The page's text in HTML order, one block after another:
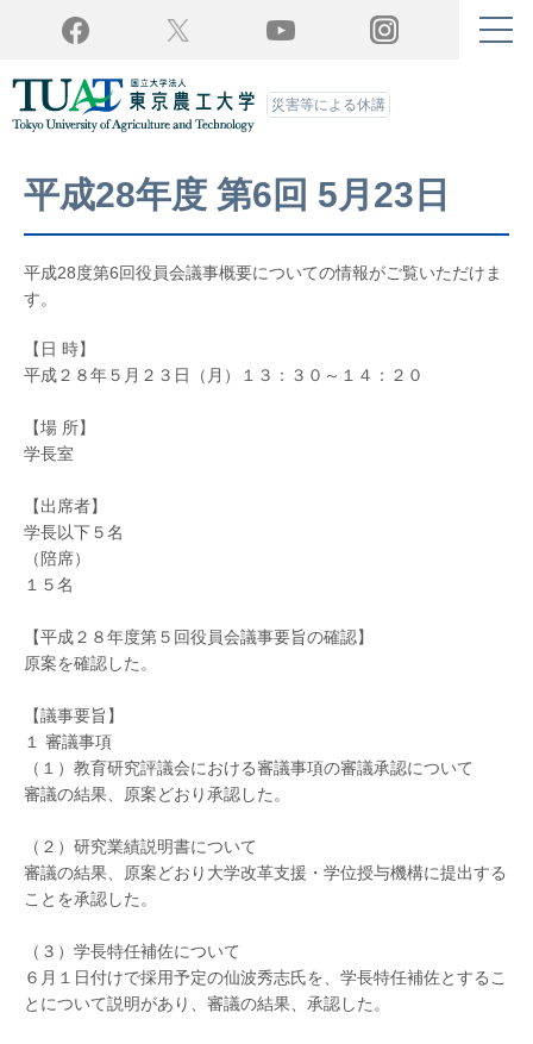
Facebook YouTube Instagram
災害等による休講
平成28年度 第6回 5月23日
平成28度第6回役員会議事概要についての情報がご覧いただけま
す。
【日 時】
平成２８年５月２３日（月）１３：３０～１４：２０
【場 所】
学長室
【出席者】
学長以下５名
（陪席）
１５名
【平成２８年度第５回役員会議事要旨の確認】
原案を確認した。
【議事要旨】
１ 審議事項
（１）教育研究評議会における審議事項の審議承認について
審議の結果、原案どおり承認した。
（２）研究業績説明書について
審議の結果、原案どおり大学改革支援・学位授与機構に提出する
ことを承認した。
（３）学長特任補佐について
６月１日付けで採用予定の仙波秀志氏を、学長特任補佐とするこ
とについて説明があり、審議の結果、承認した。